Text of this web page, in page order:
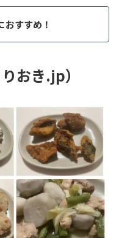
おすすめ！
おき.jp）